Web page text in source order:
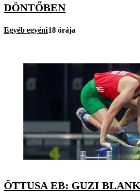
DÖNTŐBEN
Egyéb egyéni18 órája
ÖTTUSA EB: GUZI